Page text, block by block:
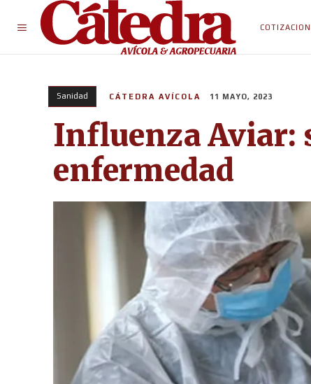
Sanidad CÁTEDRA AVÍCOLA 11 MAYO, 2023
Influenza Aviar:
enfermedad